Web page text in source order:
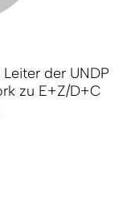
der UNDP
zu E+Z/D+C